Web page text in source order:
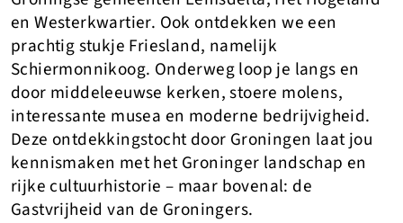
en Westerkwartier. Ook ontdekken we een
prachtig stukje Friesland, namelijk
Schiermonnikoog. Onderweg loop je langs en
door middeleeuwse kerken, stoere molens,
interessante musea en moderne bedrijvigheid.
Deze ontdekkingstocht door Groningen laat jou
kennismaken met het Groninger landschap en
rijke cultuurhistorie – maar bovenal: de
Gastvrijheid van de Groningers.